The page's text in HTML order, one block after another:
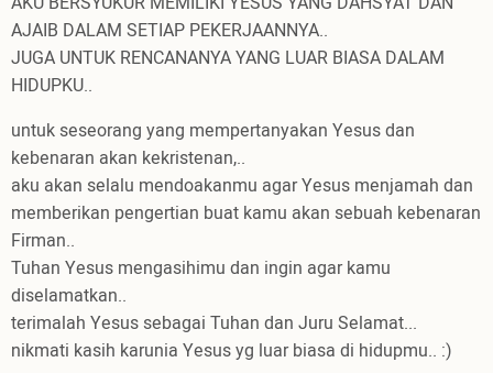
AJAIB DALAM SETIAP PEKERJAANNYA..
JUGA UNTUK RENCANANYA YANG LUAR BIASA DALAM
HIDUPKU..
untuk seseorang yang mempertanyakan Yesus dan
kebenaran akan kekristenan,..
aku akan selalu mendoakanmu agar Yesus menjamah dan
memberikan pengertian buat kamu akan sebuah kebenaran
Firman..
Tuhan Yesus mengasihimu dan ingin agar kamu
diselamatkan..
terimalah Yesus sebagai Tuhan dan Juru Selamat...
nikmati kasih karunia Yesus yg luar biasa di hidupmu.. :)